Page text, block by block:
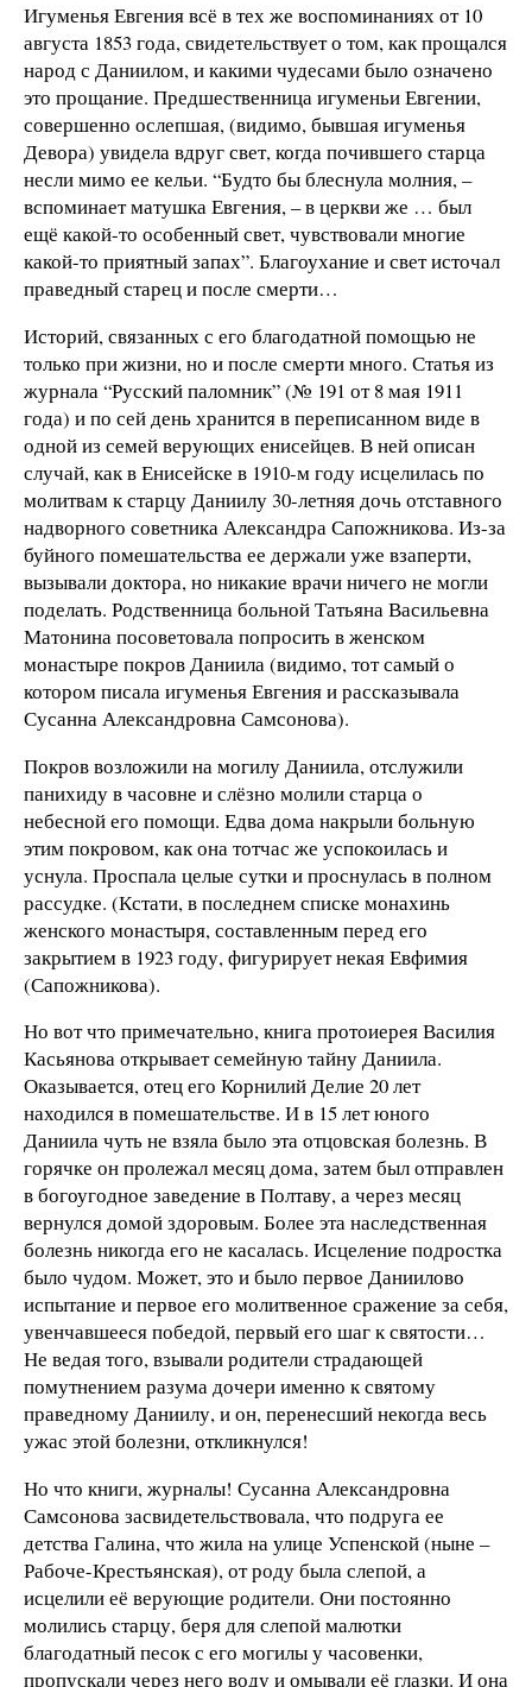
Игуменья Евгения всё в тех же воспоминаниях от 10
августа 1853 года, свидетельствует о том, как прощался
народ с Даниилом, и какими чудесами было означено
это прощание. Предшественница игуменьи Евгении,
совершенно ослепшая, (видимо, бывшая игуменья
Девора) увидела вдруг свет, когда почившего старца
несли мимо ее кельи. “Будто бы блеснула молния, –
вспоминает матушка Евгения, – в церкви же … был
ещё какой-то особенный свет, чувствовали многие
какой-то приятный запах”. Благоухание и свет источал
праведный старец и после смерти…
Историй, связанных с его благодатной помощью не
только при жизни, но и после смерти много. Статья из
журнала “Русский паломник” (№ 191 от 8 мая 1911
года) и по сей день хранится в переписанном виде в
одной из семей верующих енисейцев. В ней описан
случай, как в Енисейске в 1910-м году исцелилась по
молитвам к старцу Даниилу 30-летняя дочь отставного
надворного советника Александра Сапожникова. Из-за
буйного помешательства ее держали уже взаперти,
вызывали доктора, но никакие врачи ничего не могли
поделать. Родственница больной Татьяна Васильевна
Матонина посоветовала попросить в женском
монастыре покров Даниила (видимо, тот самый о
котором писала игуменья Евгения и рассказывала
Сусанна Александровна Самсонова).
Покров возложили на могилу Даниила, отслужили
панихиду в часовне и слёзно молили старца о
небесной его помощи. Едва дома накрыли больную
этим покровом, как она тотчас же успокоилась и
уснула. Проспала целые сутки и проснулась в полном
рассудке. (Кстати, в последнем списке монахинь
женского монастыря, составленным перед его
закрытием в 1923 году, фигурирует некая Евфимия
(Сапожникова).
Но вот что примечательно, книга протоиерея Василия
Касьянова открывает семейную тайну Даниила.
Оказывается, отец его Корнилий Делие 20 лет
находился в помешательстве. И в 15 лет юного
Даниила чуть не взяла было эта отцовская болезнь. В
горячке он пролежал месяц дома, затем был отправлен
в богоугодное заведение в Полтаву, а через месяц
вернулся домой здоровым. Более эта наследственная
болезнь никогда его не касалась. Исцеление подростка
было чудом. Может, это и было первое Даниилово
испытание и первое его молитвенное сражение за себя,
увенчавшееся победой, первый его шаг к святости…
Не ведая того, взывали родители страдающей
помутнением разума дочери именно к святому
праведному Даниилу, и он, перенесший некогда весь
ужас этой болезни, откликнулся!
Но что книги, журналы! Сусанна Александровна
Самсонова засвидетельствовала, что подруга ее
детства Галина, что жила на улице Успенской (ныне –
Рабоче-Крестьянская), от роду была слепой, а
исцелили её верующие родители. Они постоянно
молились старцу, беря для слепой малютки
благодатный песок с его могилы у часовенки,
пропускали через него воду и омывали её глазки. И она